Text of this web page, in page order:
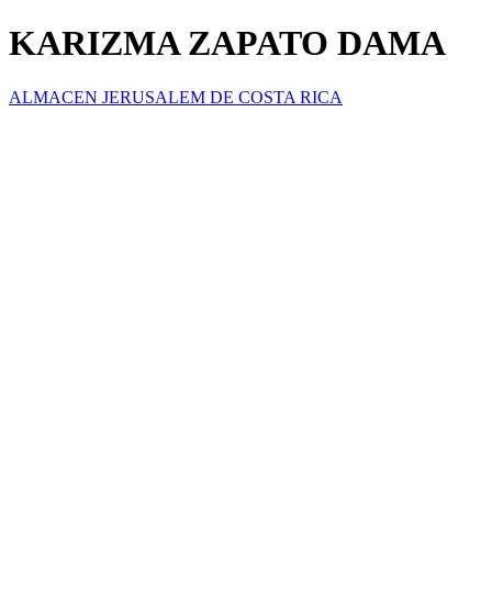
KARIZMA ZAPATO DAMA
ALMACEN JERUSALEM DE COSTA RICA